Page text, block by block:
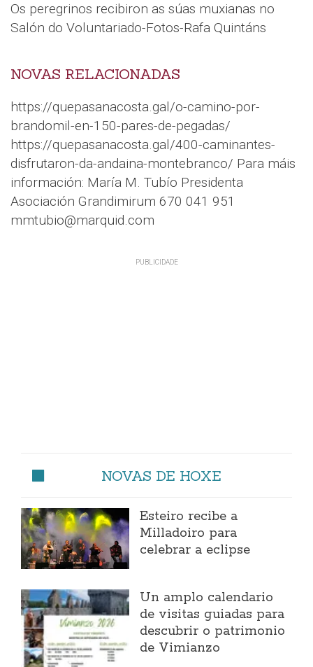
Os peregrinos recibiron as súas muxianas no
Salón do Voluntariado-Fotos-Rafa Quintáns
NOVAS RELACIONADAS
https://quepasanacosta.gal/o-camino-por-
brandomil-en-150-pares-de-pegadas/
https://quepasanacosta.gal/400-caminantes-
disfrutaron-da-andaina-montebranco/ Para máis
información: María M. Tubío Presidenta
Asociación Grandimirum 670 041 951
mmtubio@marquid.com
NOVAS DE HOXE
Esteiro recibe a
Milladoiro para
celebrar a eclipse
Un amplo calendario
de visitas guiadas para
descubrir o patrimonio
de Vimianzo